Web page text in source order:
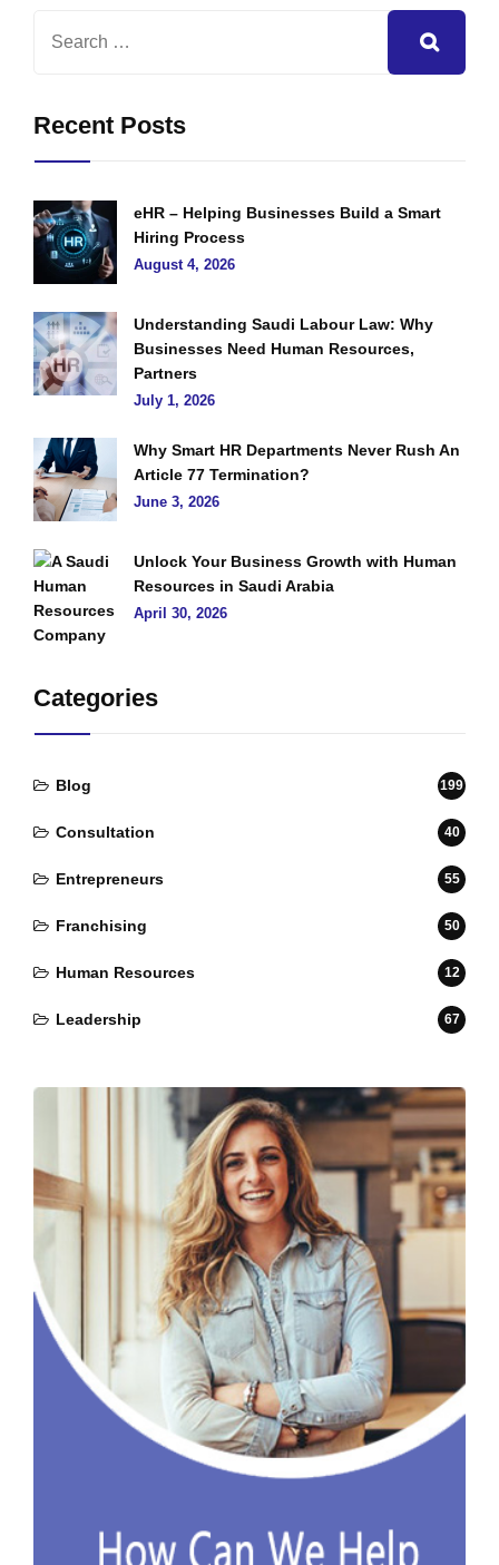
Recent Posts
eHR – Helping Businesses Build a Smart
Hiring Process
August 4, 2026
Understanding Saudi Labour Law: Why
Businesses Need Human Resources,
Partners
July 1, 2026
Why Smart HR Departments Never Rush An
Article 77 Termination?
June 3, 2026
Unlock Your Business Growth with Human
Resources in Saudi Arabia
April 30, 2026
Categories
Blog 199
Consultation 40
Entrepreneurs 55
Franchising 50
Human Resources 12
Leadership 67